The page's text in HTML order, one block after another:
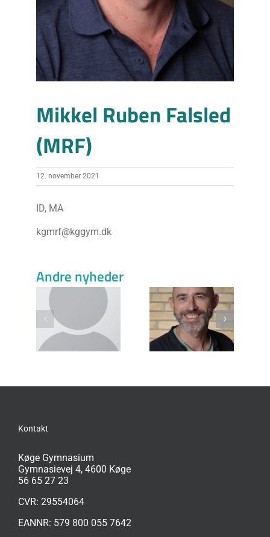
Mikkel Ruben Falsled
(MRF)
12. november 2021
ID, MA
kgmrf@kggym.dk
Beslægtede indlæg
Lars Erik
Knudsen (LEK)
Josefine Dixen
Zwisler (JOZ)
Kontakt
Køge Gymnasium
Gymnasievej 4, 4600 Køge
56 65 27 23
CVR: 29554064
EANNR: 579 800 055 7642